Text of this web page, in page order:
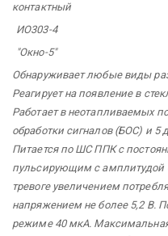
контактный
ИО303-4
"Окно-5"
Обнаруживает любые виды
Реагирует на появление в
Работает в неотапливаемых
обработки сигналов (БОС) и 5
Питается по ШС ППК с
пульсирующим с амплитудой
тревоге увеличением
напряжением не более 5,2 В.
режиме 40 мкА.